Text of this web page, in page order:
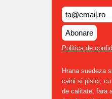
Abonare
Politica de
Hrana suedeza
caini si pisici, cu
de calitate, fara